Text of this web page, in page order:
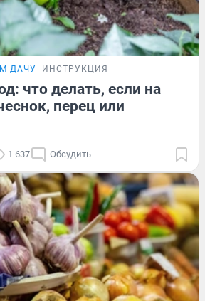
ДАЧУ ИНСТРУКЦИЯ
что делать, если на
перец или
1 637 Обсудить